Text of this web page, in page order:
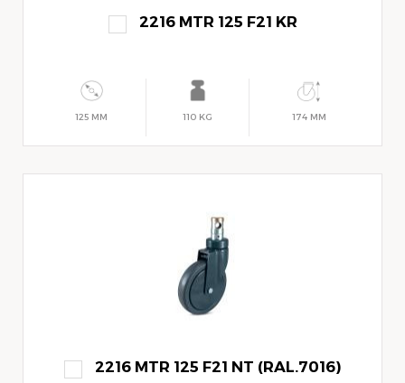
2216 MTR 125 F21 KR
125 MM 110 KG 174 MM
2216 MTR 125 F21 NT (RAL.7016)